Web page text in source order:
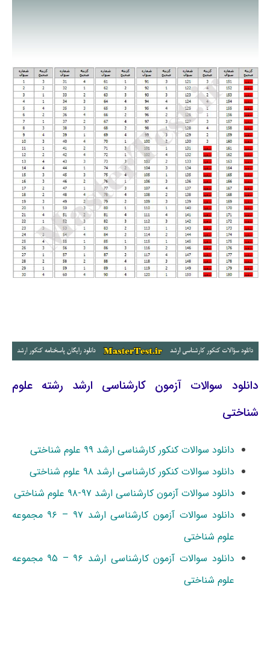
دانلود سوالات آزمون کارشناسی ارشد رشته علوم
شناختی
دانلود سوالات کنکور کارشناسی ارشد ۹۹ علوم شناختی
دانلود سوالات کنکور کارشناسی ارشد ۹۸ علوم شناختی
دانلود سوالات آزمون کارشناسی ارشد ۹۷-۹۸ علوم شناختی
دانلود سوالات آزمون کارشناسی ارشد ۹۷ – ۹۶ مجموعه
علوم شناختی
دانلود سوالات آزمون کارشناسی ارشد ۹۶ – ۹۵ مجموعه
علوم شناختی